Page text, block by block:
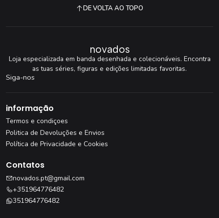
DE VOLTA AO TOPO
novados
Loja especializada em banda desenhada e colecionáveis. Encontra
as tuas séries, figuras e edições limitadas favoritas.
Siga-nos
informação
Termos e condiçoes
Politica de Devoluções e Envios
Política de Privacidade e Cookies
Contatos
novados.pt@gmail.com
+351964776482
351964776482